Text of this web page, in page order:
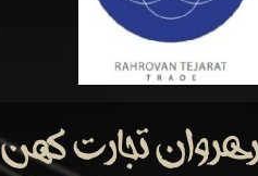
تجارت کهن